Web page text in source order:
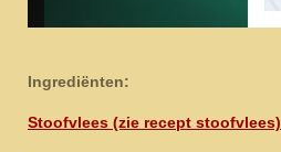
Ingrediënten:
Stoofvlees (zie recept stoofvlees)